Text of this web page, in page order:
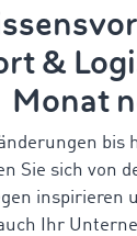
&
Monat
bis
Sie sich von
inspirieren
Ihr